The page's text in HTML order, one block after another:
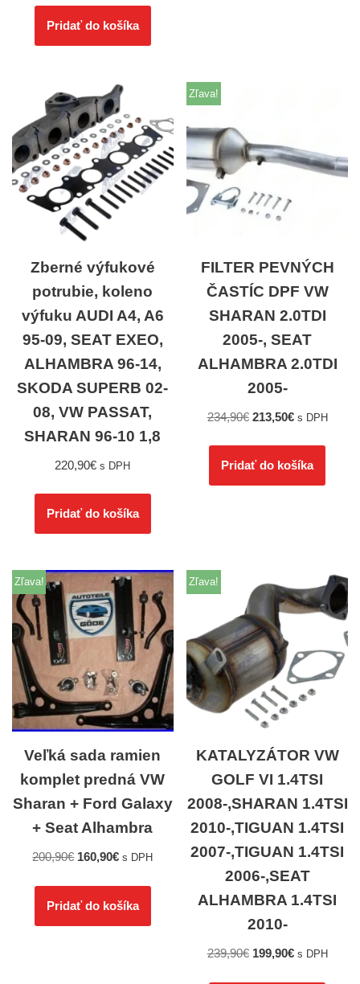
Pridať do košíka
Zberné výfukové
potrubie, koleno
výfuku AUDI A4, A6
95-09, SEAT EXEO,
ALHAMBRA 96-14,
SKODA SUPERB 02-
08, VW PASSAT,
SHARAN 96-10 1,8
220,90€ s DPH
Pridať do košíka
Zľava!
FILTER PEVNÝCH
ČASTÍC DPF VW
SHARAN 2.0TDI
2005-, SEAT
ALHAMBRA 2.0TDI
2005-
234,90€ 213,50€ s DPH
Pridať do košíka
Zľava!
Veľká sada ramien
komplet predná VW
Sharan + Ford Galaxy
+ Seat Alhambra
200,90€ 160,90€ s DPH
Pridať do košíka
Zľava!
KATALYZÁTOR VW
GOLF VI 1.4TSI
2008-,SHARAN 1.4TSI
2010-,TIGUAN 1.4TSI
2007-,TIGUAN 1.4TSI
2006-,SEAT
ALHAMBRA 1.4TSI
2010-
239,90€ 199,90€ s DPH